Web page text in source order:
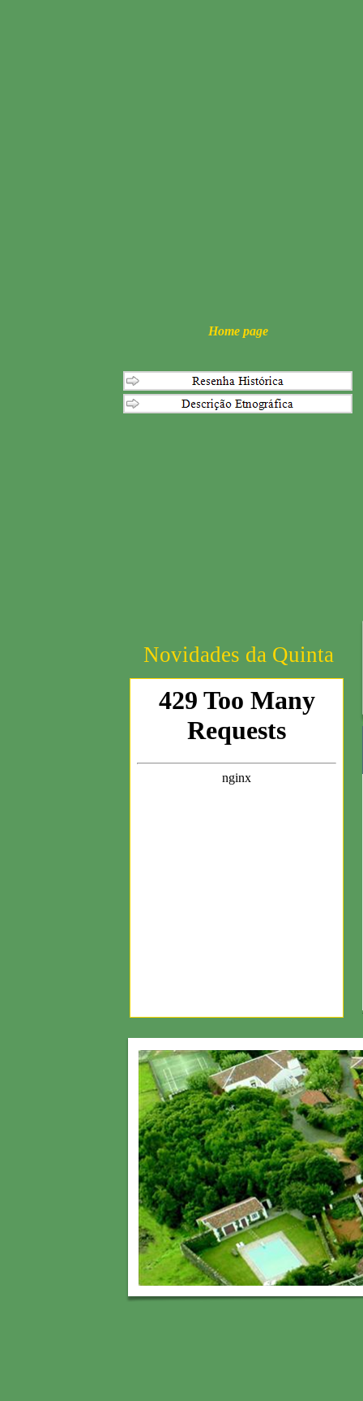
Novidades da Quinta
Home page